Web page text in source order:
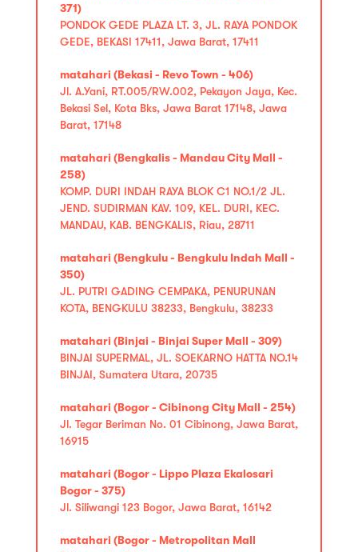
371)
PONDOK GEDE PLAZA LT. 3, JL. RAYA PONDOK
GEDE, BEKASI 17411, Jawa Barat, 17411
matahari (Bekasi - Revo Town - 406)
Jl. A.Yani, RT.005/RW.002, Pekayon Jaya, Kec.
Bekasi Sel, Kota Bks, Jawa Barat 17148, Jawa
Barat, 17148
matahari (Bengkalis - Mandau City Mall -
258)
KOMP. DURI INDAH RAYA BLOK C1 NO.1/2 JL.
JEND. SUDIRMAN KAV. 109, KEL. DURI, KEC.
MANDAU, KAB. BENGKALIS, Riau, 28711
matahari (Bengkulu - Bengkulu Indah Mall -
350)
JL. PUTRI GADING CEMPAKA, PENURUNAN
KOTA, BENGKULU 38233, Bengkulu, 38233
matahari (Binjai - Binjai Super Mall - 309)
BINJAI SUPERMAL, JL. SOEKARNO HATTA NO.14
BINJAI, Sumatera Utara, 20735
matahari (Bogor - Cibinong City Mall - 254)
Jl. Tegar Beriman No. 01 Cibinong, Jawa Barat,
16915
matahari (Bogor - Lippo Plaza Ekalosari
Bogor - 375)
Jl. Siliwangi 123 Bogor, Jawa Barat, 16142
matahari (Bogor - Metropolitan Mall